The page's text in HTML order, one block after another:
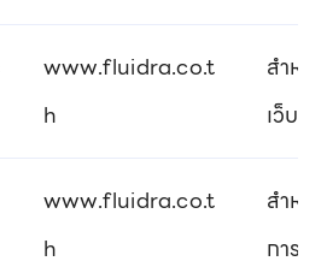
www.fluidra.co.t
h
สำหรั
เว็บไ
www.fluidra.co.t
h
สำหรั
การเ